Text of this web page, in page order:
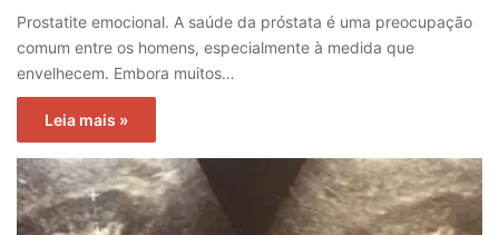
Prostatite emocional. A saúde da próstata é uma preocupação
comum entre os homens, especialmente à medida que
envelhecem. Embora muitos…
Leia mais »